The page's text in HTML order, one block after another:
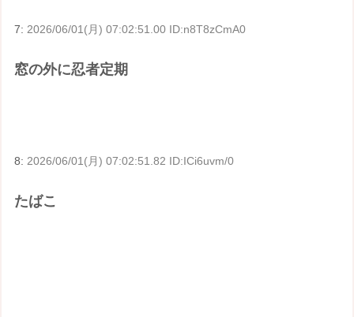
7: 2026/06/01(月) 07:02:51.00 ID:n8T8zCmA0
窓の外に忍者定期
8: 2026/06/01(月) 07:02:51.82 ID:ICi6uvm/0
たばこ